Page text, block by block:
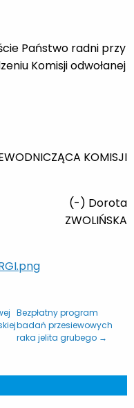
Państwo radni przy
Komisji odwołanej
KOMISJI
ZWOLIŃSKA
Bezpłatny program
badań przesiewowych
raka jelita grubego →